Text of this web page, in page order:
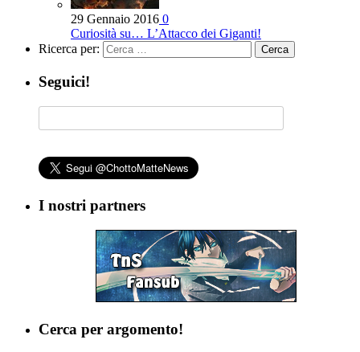
29 Gennaio 2016 0
Curiosità su… L’Attacco dei Giganti!
Ricerca per:
Seguici!
I nostri partners
Cerca per argomento!